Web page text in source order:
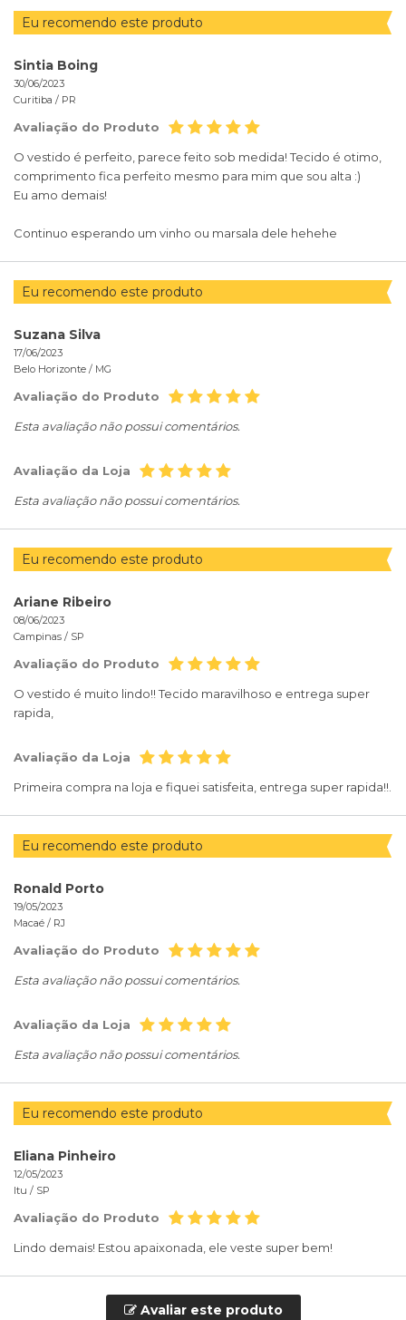
Eu recomendo este produto
Sintia Boing
30/06/2023
Curitiba / PR
Avaliação do Produto
O vestido é perfeito, parece feito sob medida! Tecido é otimo,
comprimento fica perfeito mesmo para mim que sou alta :)
Eu amo demais!
Continuo esperando um vinho ou marsala dele hehehe
Eu recomendo este produto
Suzana Silva
17/06/2023
Belo Horizonte / MG
Avaliação do Produto
Esta avaliação não possui comentários.
Avaliação da Loja
Esta avaliação não possui comentários.
Eu recomendo este produto
Ariane Ribeiro
08/06/2023
Campinas / SP
Avaliação do Produto
O vestido é muito lindo!! Tecido maravilhoso e entrega super
rapida,
Avaliação da Loja
Primeira compra na loja e fiquei satisfeita, entrega super rapida!!.
Eu recomendo este produto
Ronald Porto
19/05/2023
Macaé / RJ
Avaliação do Produto
Esta avaliação não possui comentários.
Avaliação da Loja
Esta avaliação não possui comentários.
Eu recomendo este produto
Eliana Pinheiro
12/05/2023
Itu / SP
Avaliação do Produto
Lindo demais! Estou apaixonada, ele veste super bem!
Avaliar este produto